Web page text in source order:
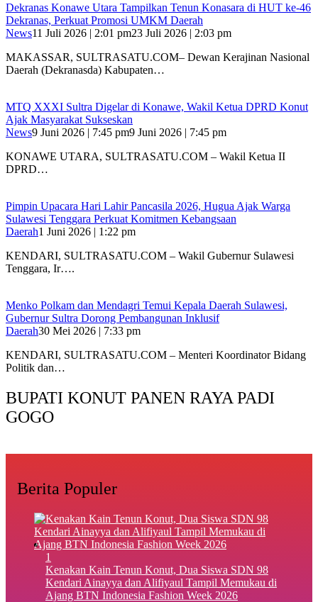
Dekranas Konawe Utara Tampilkan Tenun Konasara di HUT ke-46
Dekranas, Perkuat Promosi UMKM Daerah
News11 Juli 2026 | 2:01 pm23 Juli 2026 | 2:03 pm
MAKASSAR, SULTRASATU.COM– Dewan Kerajinan Nasional
Daerah (Dekranasda) Kabupaten…
MTQ XXXI Sultra Digelar di Konawe, Wakil Ketua DPRD Konut
Ajak Masyarakat Sukseskan
News9 Juni 2026 | 7:45 pm9 Juni 2026 | 7:45 pm
KONAWE UTARA, SULTRASATU.COM – Wakil Ketua II
DPRD…
Pimpin Upacara Hari Lahir Pancasila 2026, Hugua Ajak Warga
Sulawesi Tenggara Perkuat Komitmen Kebangsaan
Daerah1 Juni 2026 | 1:22 pm
KENDARI, SULTRASATU.COM – Wakil Gubernur Sulawesi
Tenggara, Ir….
Menko Polkam dan Mendagri Temui Kepala Daerah Sulawesi,
Gubernur Sultra Dorong Pembangunan Inklusif
Daerah30 Mei 2026 | 7:33 pm
KENDARI, SULTRASATU.COM – Menteri Koordinator Bidang
Politik dan…
BUPATI KONUT PANEN RAYA PADI
GOGO
Berita Populer
1
‎Kenakan Kain Tenun Konut, Dua Siswa SDN 98
Kendari Ainayya dan Alifiyaul Tampil Memukau di
Ajang BTN Indonesia Fashion Week 2026